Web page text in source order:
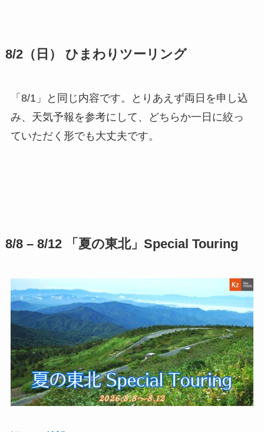
8/2（日） ひまわりツーリング
「8/1」と同じ内容です。とりあえず両日を申し込
み、天気予報を参考にして、どちらか一日に絞っ
ていただく形でも大丈夫です。
8/8 – 8/12 「夏の東北」Special Touring